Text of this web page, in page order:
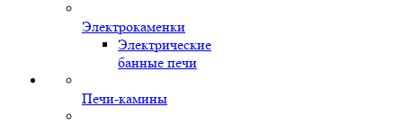
Электрокаменки
Электрические
банные печи
Печи-камины